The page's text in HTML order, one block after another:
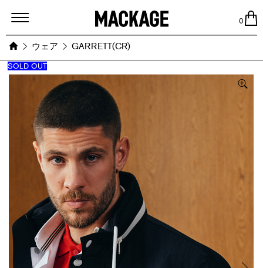
MACKAGE
0
ウェア GARRETT(CR)
SOLD OUT
Images